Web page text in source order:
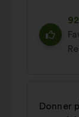
Donner